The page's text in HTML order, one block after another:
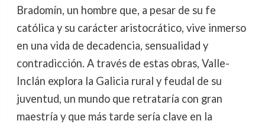
Bradomín, un hombre que, a pesar de su fe
católica y su carácter aristocrático, vive inmerso
en una vida de decadencia, sensualidad y
contradicción. A través de estas obras, Valle-
Inclán explora la Galicia rural y feudal de su
juventud, un mundo que retrataría con gran
maestría y que más tarde sería clave en la